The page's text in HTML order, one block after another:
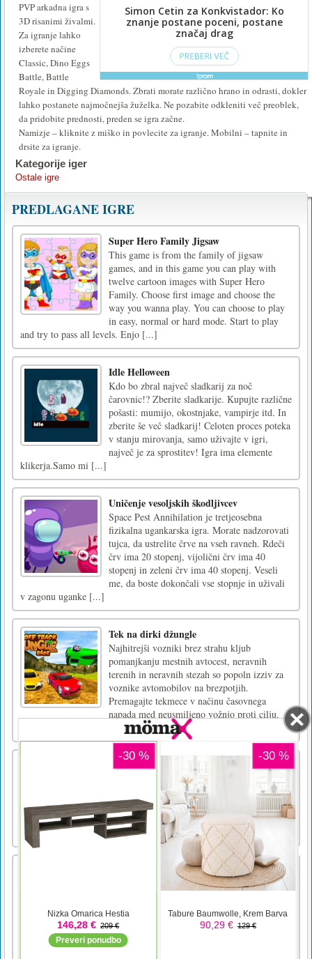
PVP arkadna igra s
3D risanimi živalmi.
Za igranje lahko
izberete načine
Classic, Dino Eggs
Battle, Battle
Royale in Digging Diamonds. Zbrati morate različno hrano in odrasti, dokler
lahko postanete najmočnejša žuželka. Ne pozabite odkleniti več preoblek,
da pridobite prednosti, preden se igra začne.
Namizje – kliknite z miško in povlecite za igranje. Mobilni – tapnite in
drsite za igranje.
Kategorije iger
Ostale igre
PREDLAGANE IGRE
Super Hero Family Jigsaw
This game is from the family of jigsaw
games, and in this game you can play with
twelve cartoon images with Super Hero
Family. Choose first image and choose the
way you wanna play. You can choose to play
in easy, normal or hard mode. Start to play
and try to pass all levels. Enjo [...]
Idle Helloween
Kdo bo zbral največ sladkarij za noč
čarovnic!? Zberite sladkarije. Kupujte različne
pošasti: mumijo, okostnjake, vampirje itd. In
zberite še več sladkarij! Celoten proces poteka
v stanju mirovanja, samo uživajte v igri,
največ je za sprostitev! Igra ima elemente
klikerja.Samo mi [...]
Uničenje vesoljskih škodljivcev
Space Pest Annihilation je tretjeosebna
fizikalna ugankarska igra. Morate nadzorovati
tujca, da ustrelite črve na vseh ravneh. Rdeči
črv ima 20 stopenj, vijolični črv ima 40
stopenj in zeleni črv ima 40 stopenj. Veseli
me, da boste dokončali vse stopnje in uživali
v zagonu uganke [...]
Tek na dirki džungle
Najhitrejši vozniki brez strahu kljub
pomanjkanju mestnih avtocest, neravnih
terenih in neravnih stezah so popoln izziv za
voznike avtomobilov na brezpotjih.
Premagajte tekmece v načinu časovnega
napada med neusmiljeno vožnjo proti cilju.
Tovornjaki za dostavo in prevoz se prav t [...]
Call of Ops 2
Call of Ops 2 features next-gen graphics and
big arsenal of weapons to shoot rival players
on different maps.WASD - Move Mouse -
Shoot R - Reload B - Buy weapons
Popsy Surprise School Soft Girl
Spoznajte nove modne punčke Popsy! Hodijo
mehke deklice. Izberite oblačila za šolo v
nežnih pastelno rožnatih barvah z dodatkom
svetlo modre in lila. Lase spletite v
romantične kitke ali jih pobarvajte v